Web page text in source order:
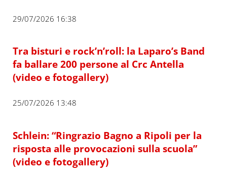
29/07/2026 16:38
Tra bisturi e rock’n’roll: la Laparo’s Band
fa ballare 200 persone al Crc Antella
(video e fotogallery)
25/07/2026 13:48
Schlein: “Ringrazio Bagno a Ripoli per la
risposta alle provocazioni sulla scuola”
(video e fotogallery)